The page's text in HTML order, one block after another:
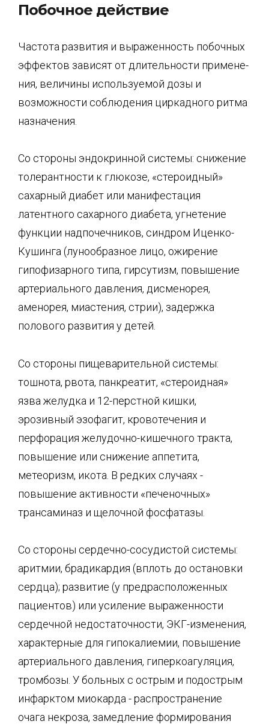
Побочное действие
Частота развития и выраженность побочных
эффектов зависят от длительности примене­
ния, величины используемой дозы и
возможности соблюдения циркадного ритма
назначе­ния.
Со стороны эндокринной системы: снижение
толерантности к глюкозе, «стероидный»
сахарный диабет или манифестация
латентного сахарного диабета, угнетение
функции надпочечников, синдром Иценко-
Кушинга (лунообразное лицо, ожирение
гипофизарного типа, гирсутизм, повышение
артериального давления, дисменорея,
аменорея, миастения, стрии), задержка
полового развития у детей.
Со стороны пищеварительной системы:
тошнота, рвота, панкреатит, «стероидная»
язва желудка и 12-перстной кишки,
эрозивный эзофагит, кровотечения и
перфорация желудоч­но-кишечного тракта,
повышение или снижение аппетита,
метеоризм, икота. В редких случаях -
повышение активности «печеночных»
трансаминаз и щелочной фосфатазы.
Со стороны сердечно-сосудистой системы:
аритмии, брадикардия (вплоть до остановки
сердца); развитие (у предрасположенных
пациентов) или усиление выраженности
сердеч­ной недостаточности, ЭКГ-изменения,
характерные для гипокалиемии, повышение
арте­риального давления, гиперкоагуляция,
тромбозы. У больных с острым и подострым
ин­фарктом миокарда - распространение
очага некроза, замедление формирования